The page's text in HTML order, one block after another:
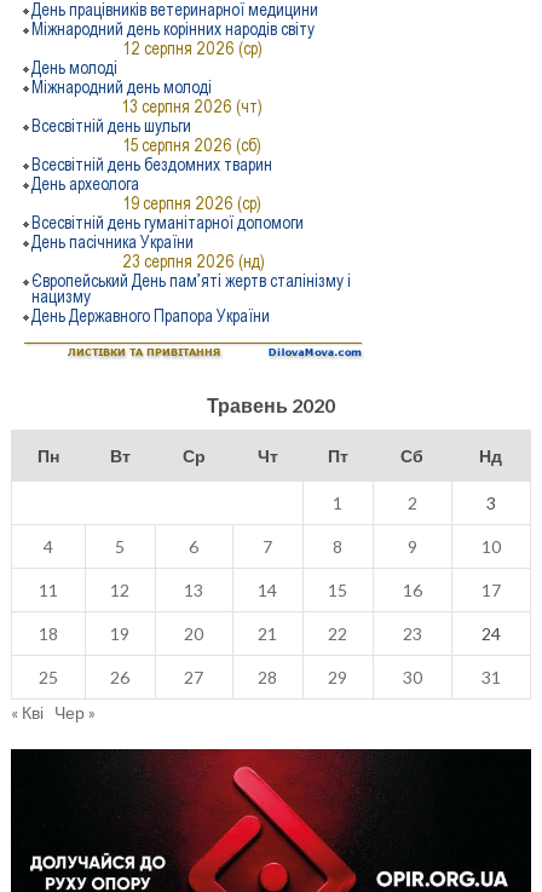
Травень 2020
Пн Вт Ср Чт Пт Сб Нд
1 2 3
4 5 6 7 8 9 10
11 12 13 14 15 16 17
18 19 20 21 22 23 24
25 26 27 28 29 30
31
« Кві Чер »